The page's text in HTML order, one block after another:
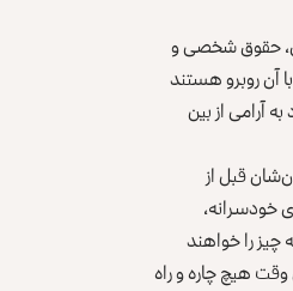
حقوق شخصی و
آن روبرو هستند
آرامی از بین
قبل از
خودسرانه،
را خواهند
هیچ چاره‌ و راه